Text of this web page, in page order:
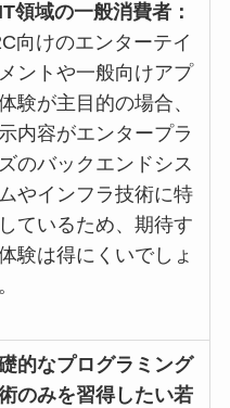
領域の一般消費者：
向けのエンターテイ
ントや一般向けアプ
験が主目的の場合、
内容がエンタープラ
のバックエンドシス
やインフラ技術に特
ているため、期待す
験は得にくいでしょ
的なプログラミング
のみを習得したい若